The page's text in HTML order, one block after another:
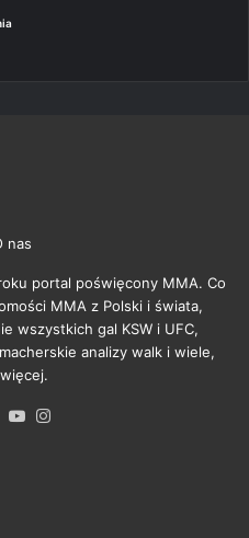
portal poświęcony MMA. Co
MMA z Polski i świata,
wszystkich gal KSW i UFC,
analizy walk i wiele,
X YouTube